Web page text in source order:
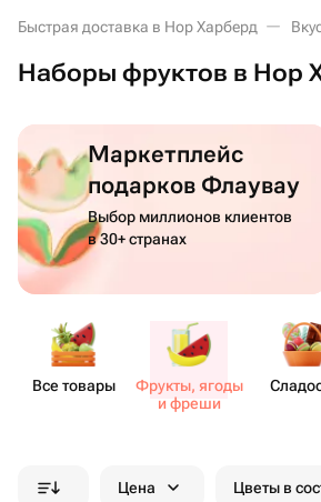
Быстрая доставка в Нор Харберд
Наборы фруктов в Нор
Маркетплейс
подарков Флаувау
Выбор миллионов клиентов
в 30+ странах
Все товары
Фрукты, ягоды
и фреши
Цена Цветы в